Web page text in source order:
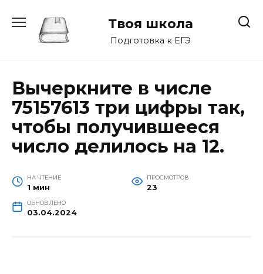
содержанию
Твоя школа
Подготовка к ЕГЭ
Вычеркните в числе
75157613 три цифры так,
чтобы получившееся
число делилось на 12.
НА ЧТЕНИЕ
1 мин
ПРОСМОТРОВ
23
ОБНОВЛЕНО
03.04.2024